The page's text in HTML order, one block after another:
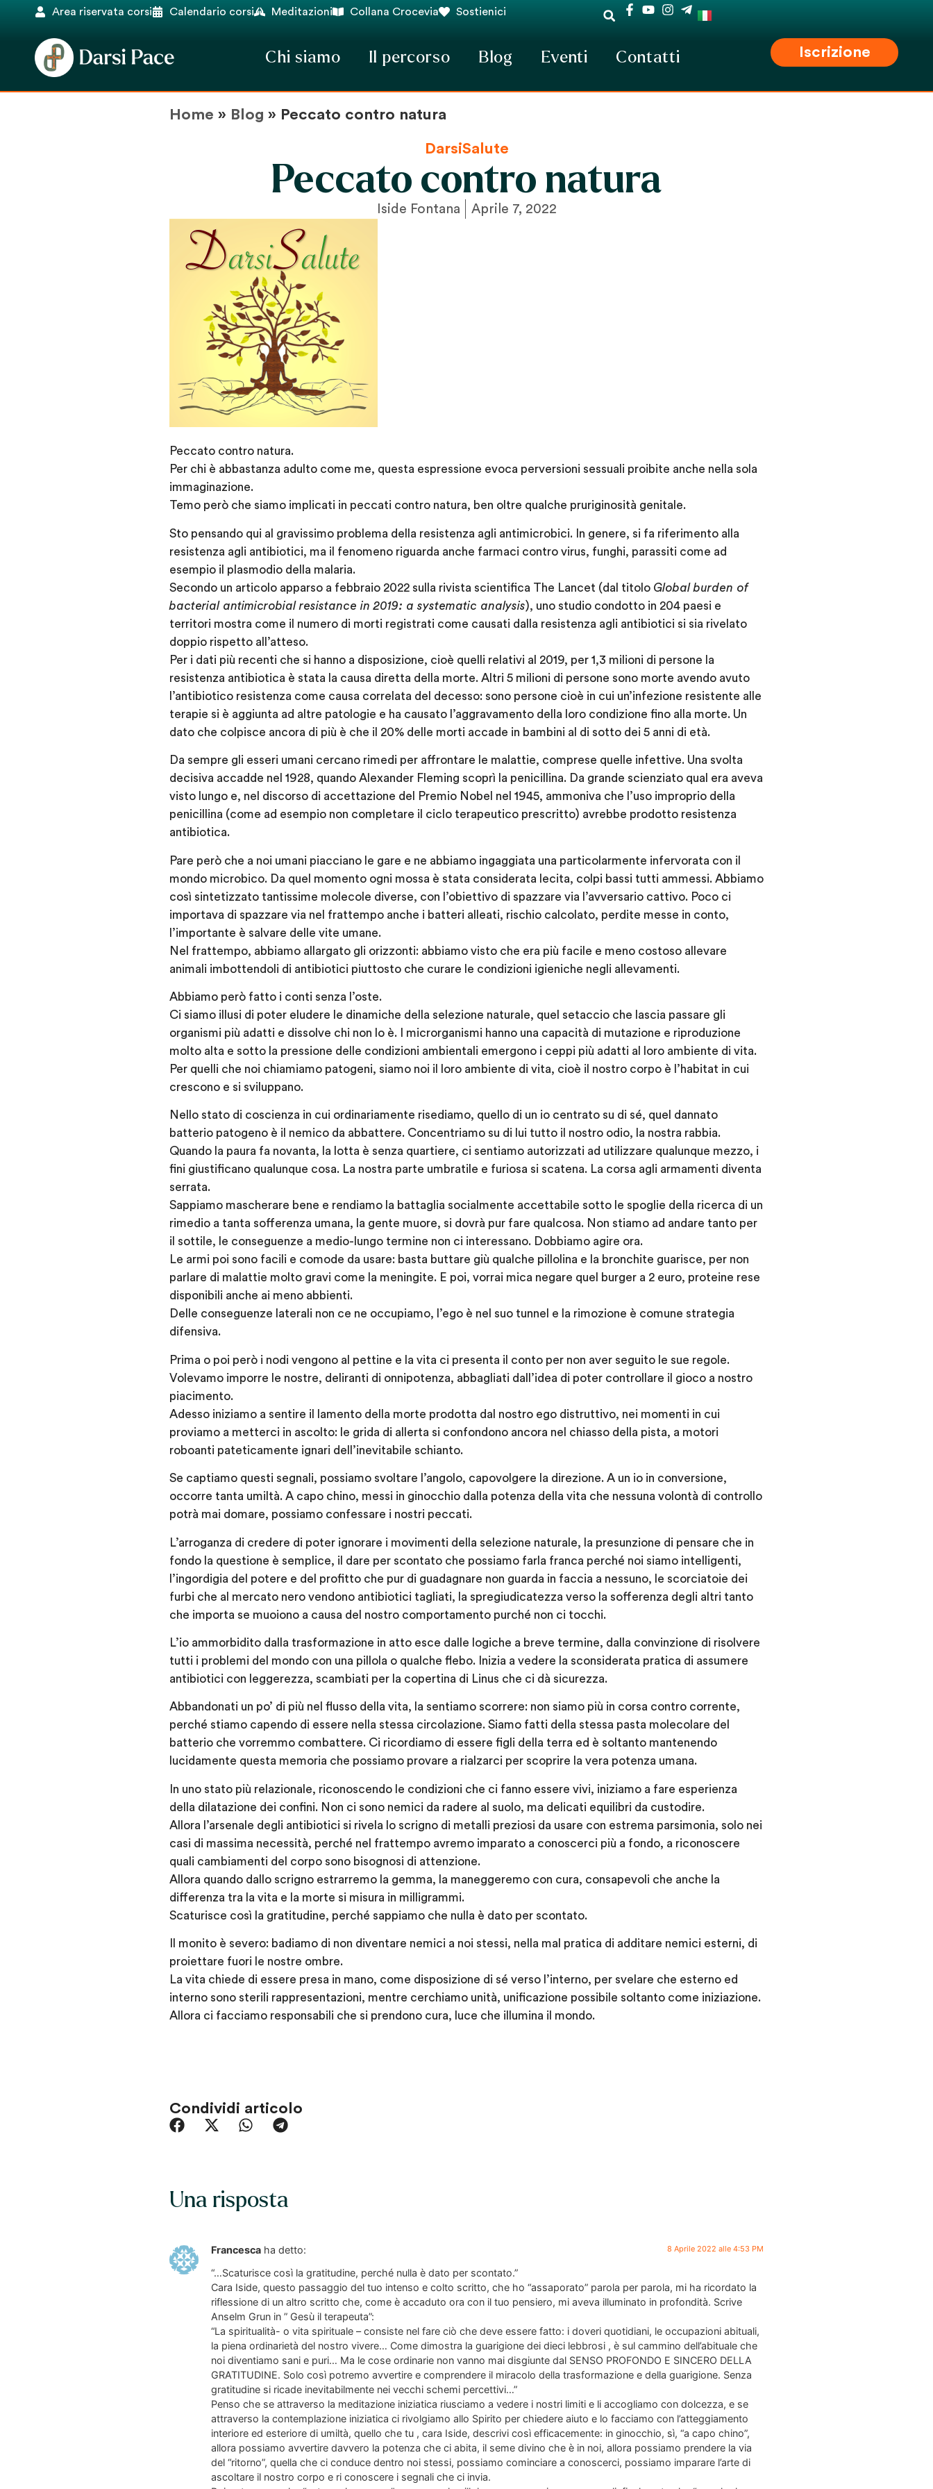
Area riservata corsi Calendario corsi Meditazioni Collana Crocevia Sostienici
Chi siamo Il percorso Blog Eventi Contatti Iscrizione
Home » Blog » Peccato contro natura
DarsiSalute
Peccato contro natura
Iside Fontana Aprile 7, 2022
Peccato contro natura.
Per chi è abbastanza adulto come me, questa espressione evoca perversioni sessuali proibite anche nella sola
immaginazione.
Temo però che siamo implicati in peccati contro natura, ben oltre qualche pruriginosità genitale.
Sto pensando qui al gravissimo problema della resistenza agli antimicrobici. In genere, si fa riferimento alla
resistenza agli antibiotici, ma il fenomeno riguarda anche farmaci contro virus, funghi, parassiti come ad
esempio il plasmodio della malaria.
Secondo un articolo apparso a febbraio 2022 sulla rivista scientifica The Lancet (dal titolo Global burden of
bacterial antimicrobial resistance in 2019: a systematic analysis), uno studio condotto in 204 paesi e
territori mostra come il numero di morti registrati come causati dalla resistenza agli antibiotici si sia rivelato
doppio rispetto all’atteso.
Per i dati più recenti che si hanno a disposizione, cioè quelli relativi al 2019, per 1,3 milioni di persone la
resistenza antibiotica è stata la causa diretta della morte. Altri 5 milioni di persone sono morte avendo avuto
l’antibiotico resistenza come causa correlata del decesso: sono persone cioè in cui un’infezione resistente alle
terapie si è aggiunta ad altre patologie e ha causato l’aggravamento della loro condizione fino alla morte. Un
dato che colpisce ancora di più è che il 20% delle morti accade in bambini al di sotto dei 5 anni di età.
Da sempre gli esseri umani cercano rimedi per affrontare le malattie, comprese quelle infettive. Una svolta
decisiva accadde nel 1928, quando Alexander Fleming scoprì la penicillina. Da grande scienziato qual era aveva
visto lungo e, nel discorso di accettazione del Premio Nobel nel 1945, ammoniva che l’uso improprio della
penicillina (come ad esempio non completare il ciclo terapeutico prescritto) avrebbe prodotto resistenza
antibiotica.
Pare però che a noi umani piacciano le gare e ne abbiamo ingaggiata una particolarmente infervorata con il
mondo microbico. Da quel momento ogni mossa è stata considerata lecita, colpi bassi tutti ammessi. Abbiamo
così sintetizzato tantissime molecole diverse, con l’obiettivo di spazzare via l’avversario cattivo. Poco ci
importava di spazzare via nel frattempo anche i batteri alleati, rischio calcolato, perdite messe in conto,
l’importante è salvare delle vite umane.
Nel frattempo, abbiamo allargato gli orizzonti: abbiamo visto che era più facile e meno costoso allevare
animali imbottendoli di antibiotici piuttosto che curare le condizioni igieniche negli allevamenti.
Abbiamo però fatto i conti senza l’oste.
Ci siamo illusi di poter eludere le dinamiche della selezione naturale, quel setaccio che lascia passare gli
organismi più adatti e dissolve chi non lo è. I microrganismi hanno una capacità di mutazione e riproduzione
molto alta e sotto la pressione delle condizioni ambientali emergono i ceppi più adatti al loro ambiente di vita.
Per quelli che noi chiamiamo patogeni, siamo noi il loro ambiente di vita, cioè il nostro corpo è l’habitat in cui
crescono e si sviluppano.
Nello stato di coscienza in cui ordinariamente risediamo, quello di un io centrato su di sé, quel dannato
batterio patogeno è il nemico da abbattere. Concentriamo su di lui tutto il nostro odio, la nostra rabbia.
Quando la paura fa novanta, la lotta è senza quartiere, ci sentiamo autorizzati ad utilizzare qualunque mezzo, i
fini giustificano qualunque cosa. La nostra parte umbratile e furiosa si scatena. La corsa agli armamenti diventa
serrata.
Sappiamo mascherare bene e rendiamo la battaglia socialmente accettabile sotto le spoglie della ricerca di un
rimedio a tanta sofferenza umana, la gente muore, si dovrà pur fare qualcosa. Non stiamo ad andare tanto per
il sottile, le conseguenze a medio-lungo termine non ci interessano. Dobbiamo agire ora.
Le armi poi sono facili e comode da usare: basta buttare giù qualche pillolina e la bronchite guarisce, per non
parlare di malattie molto gravi come la meningite. E poi, vorrai mica negare quel burger a 2 euro, proteine rese
disponibili anche ai meno abbienti.
Delle conseguenze laterali non ce ne occupiamo, l’ego è nel suo tunnel e la rimozione è comune strategia
difensiva.
Prima o poi però i nodi vengono al pettine e la vita ci presenta il conto per non aver seguito le sue regole.
Volevamo imporre le nostre, deliranti di onnipotenza, abbagliati dall’idea di poter controllare il gioco a nostro
piacimento.
Adesso iniziamo a sentire il lamento della morte prodotta dal nostro ego distruttivo, nei momenti in cui
proviamo a metterci in ascolto: le grida di allerta si confondono ancora nel chiasso della pista, a motori
roboanti pateticamente ignari dell’inevitabile schianto.
Se captiamo questi segnali, possiamo svoltare l’angolo, capovolgere la direzione. A un io in conversione,
occorre tanta umiltà. A capo chino, messi in ginocchio dalla potenza della vita che nessuna volontà di controllo
potrà mai domare, possiamo confessare i nostri peccati.
L’arroganza di credere di poter ignorare i movimenti della selezione naturale, la presunzione di pensare che in
fondo la questione è semplice, il dare per scontato che possiamo farla franca perché noi siamo intelligenti,
l’ingordigia del potere e del profitto che pur di guadagnare non guarda in faccia a nessuno, le scorciatoie dei
furbi che al mercato nero vendono antibiotici tagliati, la spregiudicatezza verso la sofferenza degli altri tanto
che importa se muoiono a causa del nostro comportamento purché non ci tocchi.
L’io ammorbidito dalla trasformazione in atto esce dalle logiche a breve termine, dalla convinzione di risolvere
tutti i problemi del mondo con una pillola o qualche flebo. Inizia a vedere la sconsiderata pratica di assumere
antibiotici con leggerezza, scambiati per la copertina di Linus che ci dà sicurezza.
Abbandonati un po’ di più nel flusso della vita, la sentiamo scorrere: non siamo più in corsa contro corrente,
perché stiamo capendo di essere nella stessa circolazione. Siamo fatti della stessa pasta molecolare del
batterio che vorremmo combattere. Ci ricordiamo di essere figli della terra ed è soltanto mantenendo
lucidamente questa memoria che possiamo provare a rialzarci per scoprire la vera potenza umana.
In uno stato più relazionale, riconoscendo le condizioni che ci fanno essere vivi, iniziamo a fare esperienza
della dilatazione dei confini. Non ci sono nemici da radere al suolo, ma delicati equilibri da custodire.
Allora l’arsenale degli antibiotici si rivela lo scrigno di metalli preziosi da usare con estrema parsimonia, solo nei
casi di massima necessità, perché nel frattempo avremo imparato a conoscerci più a fondo, a riconoscere
quali cambiamenti del corpo sono bisognosi di attenzione.
Allora quando dallo scrigno estrarremo la gemma, la maneggeremo con cura, consapevoli che anche la
differenza tra la vita e la morte si misura in milligrammi.
Scaturisce così la gratitudine, perché sappiamo che nulla è dato per scontato.
Il monito è severo: badiamo di non diventare nemici a noi stessi, nella mal pratica di additare nemici esterni, di
proiettare fuori le nostre ombre.
La vita chiede di essere presa in mano, come disposizione di sé verso l’interno, per svelare che esterno ed
interno sono sterili rappresentazioni, mentre cerchiamo unità, unificazione possibile soltanto come iniziazione.
Allora ci facciamo responsabili che si prendono cura, luce che illumina il mondo.
Condividi articolo
Una risposta
Francesca ha detto: 8 Aprile 2022 alle 4:53 PM
“…Scaturisce così la gratitudine, perché nulla è dato per scontato.”
Cara Iside, questo passaggio del tuo intenso e colto scritto, che ho “assaporato” parola per parola, mi ha ricordato la
riflessione di un altro scritto che, come è accaduto ora con il tuo pensiero, mi aveva illuminato in profondità. Scrive
Anselm Grun in ” Gesù il terapeuta”:
“La spiritualità- o vita spirituale – consiste nel fare ciò che deve essere fatto: i doveri quotidiani, le occupazioni abituali,
la piena ordinarietà del nostro vivere… Come dimostra la guarigione dei dieci lebbrosi , è sul cammino dell’abituale che
noi diventiamo sani e puri… Ma le cose ordinarie non vanno mai disgiunte dal SENSO PROFONDO E SINCERO DELLA
GRATITUDINE. Solo così potremo avvertire e comprendere il miracolo della trasformazione e della guarigione. Senza
gratitudine si ricade inevitabilmente nei vecchi schemi percettivi…”
Penso che se attraverso la meditazione iniziatica riusciamo a vedere i nostri limiti e li accogliamo con dolcezza, e se
attraverso la contemplazione iniziatica ci rivolgiamo allo Spirito per chiedere aiuto e lo facciamo con l’atteggiamento
interiore ed esteriore di umiltà, quello che tu , cara Iside, descrivi così efficacemente: in ginocchio, sì, “a capo chino”,
allora possiamo avvertire davvero la potenza che ci abita, il seme divino che è in noi, allora possiamo prendere la via
del “ritorno”, quella che ci conduce dentro noi stessi, possiamo cominciare a conoscerci, possiamo imparare l’arte di
ascoltare il nostro corpo e ri conoscere i segnali che ci invia.